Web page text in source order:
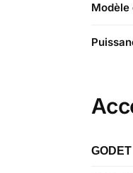
Modèle
GODET